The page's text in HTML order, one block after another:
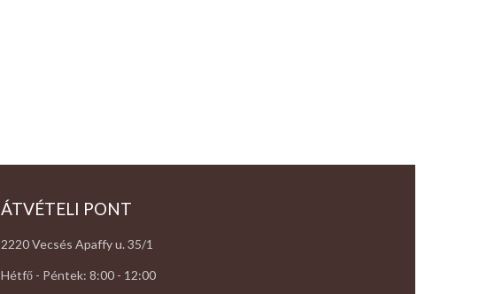
ÁTVÉTELI PONT
2220 Vecsés Apaffy u. 35/1
Hétfő - Péntek: 8:00 - 12:00